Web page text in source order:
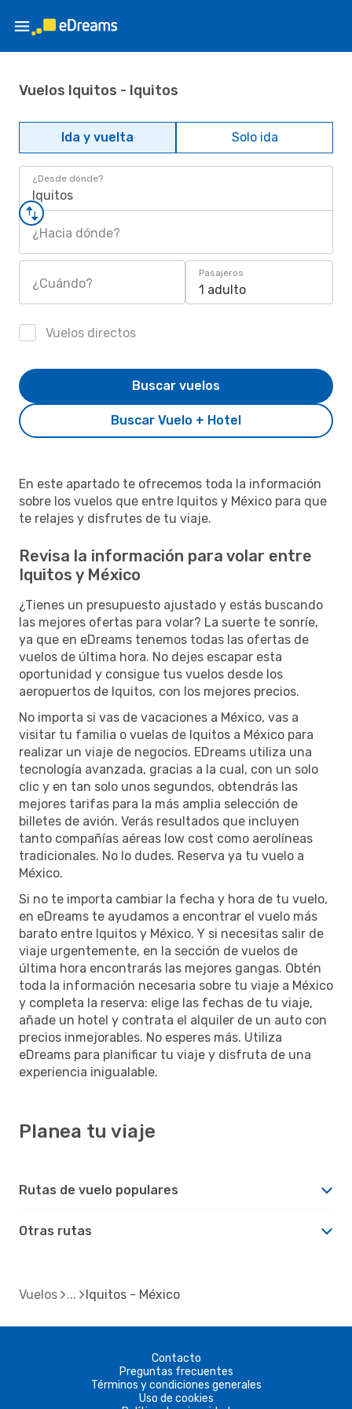
Vuelos Iquitos - Iquitos
Ida y vuelta Solo ida
¿Desde dónde?
Iquitos
¿Hacia dónde?
¿Cuándo?
Pasajeros
1 adulto
Vuelos directos
Buscar Vuelo + Hotel
Buscar vuelos
En este apartado te ofrecemos toda la información
sobre los vuelos que entre Iquitos y México para que
te relajes y disfrutes de tu viaje.
Revisa la información para volar entre
Iquitos y México
¿Tienes un presupuesto ajustado y estás buscando
las mejores ofertas para volar? La suerte te sonríe,
ya que en eDreams tenemos todas las ofertas de
vuelos de última hora. No dejes escapar esta
oportunidad y consigue tus vuelos desde los
aeropuertos de Iquitos, con los mejores precios.
No importa si vas de vacaciones a México, vas a
visitar tu familia o vuelas de Iquitos a México para
realizar un viaje de negocios. EDreams utiliza una
tecnología avanzada, gracias a la cual, con un solo
clic y en tan solo unos segundos, obtendrás las
mejores tarifas para la más amplia selección de
billetes de avión. Verás resultados que incluyen
tanto compañías aéreas low cost como aerolíneas
tradicionales. No lo dudes. Reserva ya tu vuelo a
México.
Si no te importa cambiar la fecha y hora de tu vuelo,
en eDreams te ayudamos a encontrar el vuelo más
barato entre Iquitos y México. Y si necesitas salir de
viaje urgentemente, en la sección de vuelos de
última hora encontrarás las mejores gangas. Obtén
toda la información necesaria sobre tu viaje a México
y completa la reserva: elige las fechas de tu viaje,
añade un hotel y contrata el alquiler de un auto con
precios inmejorables. No esperes más. Utiliza
eDreams para planificar tu viaje y disfruta de una
experiencia inigualable.
Planea tu viaje
Rutas de vuelo populares
Otras rutas
Vuelos Iquitos - México
Contacto
Preguntas frecuentes
Términos y condiciones generales
Uso de cookies